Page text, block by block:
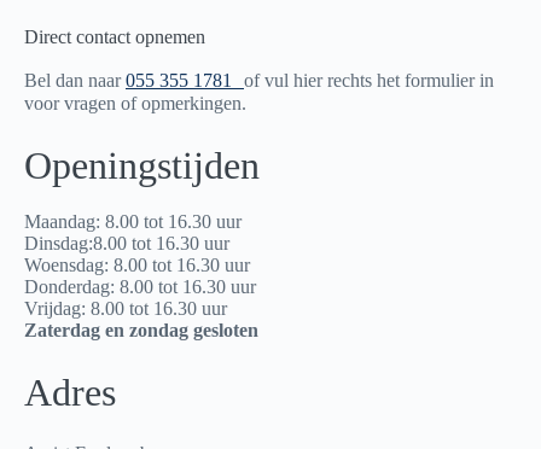
Direct contact opnemen
Bel dan naar055 355 1781 of vul hier rechts het formulier in
voor vragen of opmerkingen.
Openingstijden
Maandag: 8.00 tot 16.30 uur
Dinsdag:8.00 tot 16.30 uur
Woensdag: 8.00 tot 16.30 uur
Donderdag: 8.00 tot 16.30 uur
Vrijdag: 8.00 tot 16.30 uur
Zaterdag en zondag gesloten
Adres